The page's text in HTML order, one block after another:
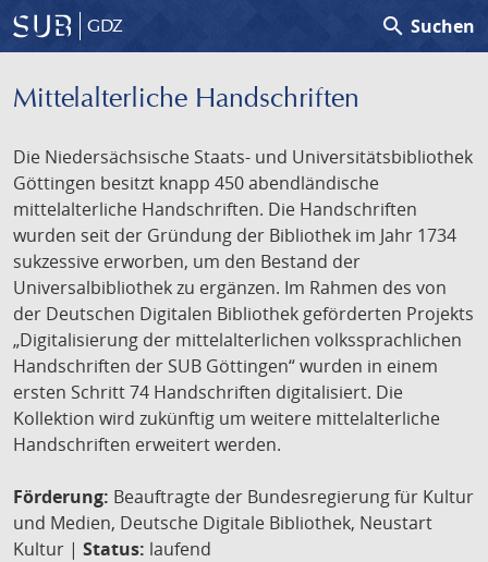
GDZ search Suchen
Mittelalterliche Handschriften
Die Niedersächsische Staats- und Universitätsbibliothek
Göttingen besitzt knapp 450 abendländische
mittelalterliche Handschriften. Die Handschriften
wurden seit der Gründung der Bibliothek im Jahr 1734
sukzessive erworben, um den Bestand der
Universalbibliothek zu ergänzen. Im Rahmen des von
der Deutschen Digitalen Bibliothek geförderten Projekts
„Digitalisierung der mittelalterlichen volkssprachlichen
Handschriften der SUB Göttingen“ wurden in einem
ersten Schritt 74 Handschriften digitalisiert. Die
Kollektion wird zukünftig um weitere mittelalterliche
Handschriften erweitert werden.
Förderung: Beauftragte der Bundesregierung für Kultur
und Medien, Deutsche Digitale Bibliothek, Neustart
Kultur | Status: laufend